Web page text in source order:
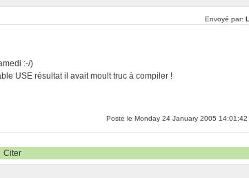
Envoyé par:
:-/)
USE résultat il avait moult truc à compiler !
Poste le Monday 24 January 2005 14:01:42
Citer